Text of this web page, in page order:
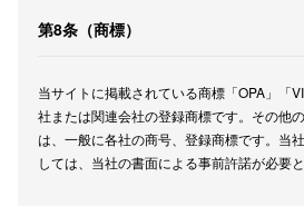
第8条（商標）
当サイトに掲載されている商標「OPA」「
社または関連会社の登録商標です。その他
は、一般に各社の商号、登録商標です。当
しては、当社の書面による事前許諾が必要と